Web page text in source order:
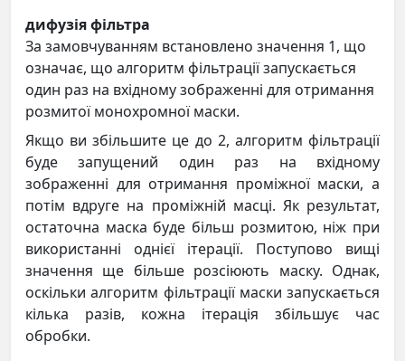
дифузія фільтра
За замовчуванням встановлено значення 1, що
означає, що алгоритм фільтрації запускається
один раз на вхідному зображенні для отримання
розмитої монохромної маски.
Якщо ви збільшите це до 2, алгоритм фільтрації
буде запущений один раз на вхідному
зображенні для отримання проміжної маски, а
потім вдруге на проміжній масці. Як результат,
остаточна маска буде більш розмитою, ніж при
використанні однієї ітерації. Поступово вищі
значення ще більше розсіюють маску. Однак,
оскільки алгоритм фільтрації маски запускається
кілька разів, кожна ітерація збільшує час
обробки.